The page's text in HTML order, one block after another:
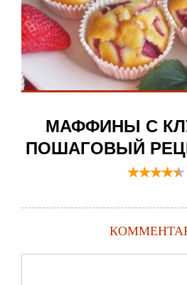
МАФФИНЫ С
ПОШАГОВЫЙ